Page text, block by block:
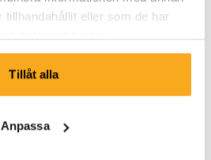
tillhandahållit eller som de har
Tillåt alla
Anpassa